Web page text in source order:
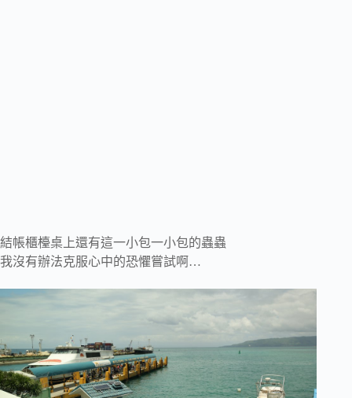
結帳櫃檯桌上還有這一小包一小包的蟲蟲
我沒有辦法克服心中的恐懼嘗試啊…